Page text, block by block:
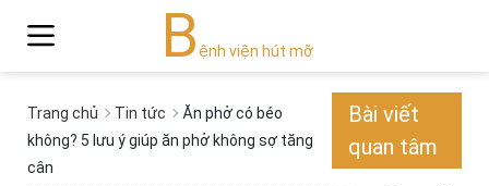
Bệnh viện hút mỡ
Trang chủ Tin tức
Ăn phở có béo
không? 5 lưu ý giúp ăn phở không sợ tăng
cân
Bài viết
quan tâm